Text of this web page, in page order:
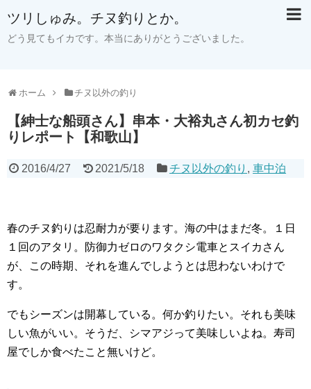
ツリしゅみ。チヌ釣りとか。
どう見てもイカです。本当にありがとうございました。
ホーム チヌ以外の釣り
【紳士な船頭さん】串本・大裕丸さん初カセ釣
りレポート【和歌山】
2016/4/27 2021/5/18 チヌ以外の釣り ,車中泊
春のチヌ釣りは忍耐力が要ります。海の中はまだ冬。１日
１回のアタリ。防御力ゼロのワタクシ電車とスイカさん
が、この時期、それを進んでしようとは思わないわけで
す。
でもシーズンは開幕している。何か釣りたい。それも美味
しい魚がいい。そうだ、シマアジって美味しいよね。寿司
屋でしか食べたこと無いけど。